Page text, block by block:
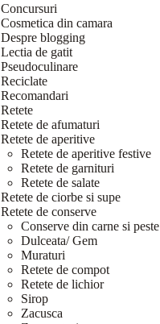
Concursuri
Cosmetica din camara
Despre blogging
Lectia de gatit
Pseudoculinare
Reciclate
Recomandari
Retete
Retete de afumaturi
Retete de aperitive
Retete de aperitive festive
Retete de garnituri
Retete de salate
Retete de ciorbe si supe
Retete de conserve
Conserve din carne si peste
Dulceata/ Gem
Muraturi
Retete de compot
Retete de lichior
Sirop
Zacusca